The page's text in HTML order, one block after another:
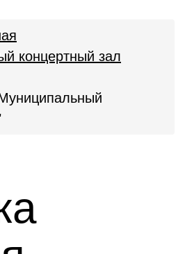
концертный зал